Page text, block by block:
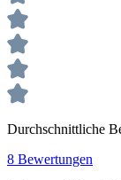
Durchschnittliche
8 Bewertungen